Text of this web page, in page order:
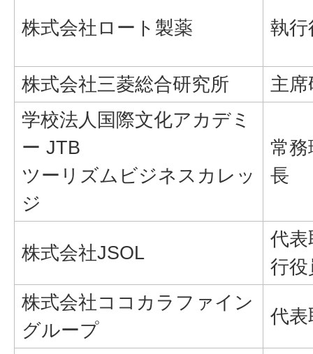
株式会社ロート製薬 執行
株式会社三菱総合研究所
主
学校法人国際文化アカデミ
ー JTB
ツーリズムビジネスカレッ
ジ
常
長
株式会社JSOL
代表
行役
株式会社ココカラファイン
グループ
代表